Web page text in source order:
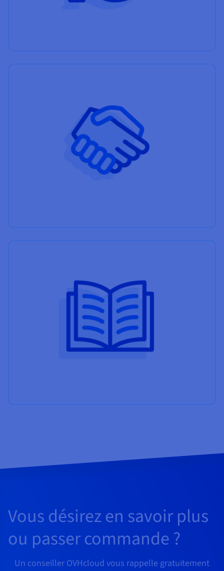
Vous désirez en savoir plus
ou passer commande ?
Un conseiller OVHcloud vous rappelle gratuitement